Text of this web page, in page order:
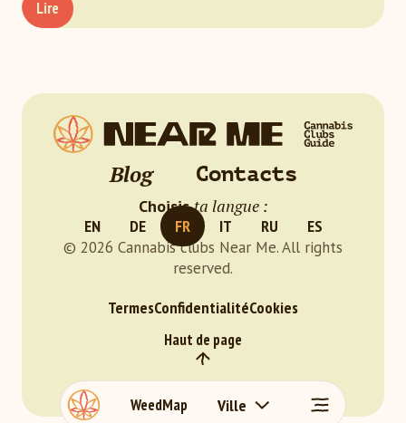
Lire
Blog Contacts
Choisista langue :
EN DE FR IT RU ES
© 2026 Cannabis clubs Near Me. All rights
reserved.
TermesConfidentialitéCookies
Haut de page
WeedMap Ville